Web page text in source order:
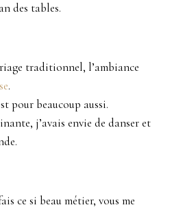
des tables.
traditionnel, l’ambiance
.
pour beaucoup aussi.
j’avais envie de danser et
ce si beau métier, vous me